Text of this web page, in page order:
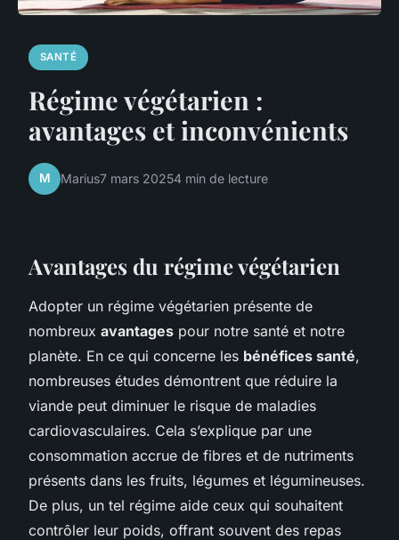
SANTÉ
Régime végétarien :
avantages et inconvénients
M Marius7 mars 20254 min de lecture
Avantages du régime végétarien
Adopter un régime végétarien présente de
nombreux avantages pour notre santé et notre
planète. En ce qui concerne les bénéfices santé,
nombreuses études démontrent que réduire la
viande peut diminuer le risque de maladies
cardiovasculaires. Cela s’explique par une
consommation accrue de fibres et de nutriments
présents dans les fruits, légumes et légumineuses.
De plus, un tel régime aide ceux qui souhaitent
contrôler leur poids, offrant souvent des repas